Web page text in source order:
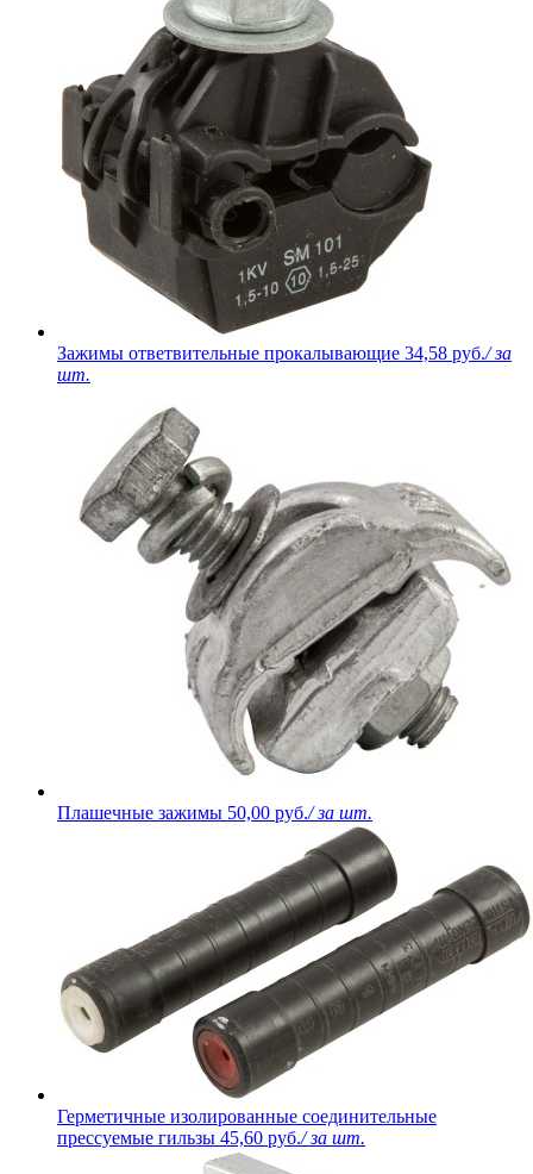
Зажимы ответвительные прокалывающие 34,58 руб./ за
шт.
Плашечные зажимы 50,00 руб./ за шт.
Герметичные изолированные соединительные
прессуемые гильзы 45,60 руб./ за шт.